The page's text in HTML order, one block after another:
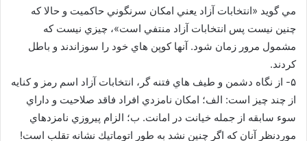
مي گويد «انتخابات آزاد يعني امكان سرنگوني حاكميت و حالا كه
چنين نيست پس انتخابات آزاد منتفي است»، چيزي نيست كه
مشمول مرور زمان شود. آنها كوپن هاي خود را سوزاندند و باطل
كردند.
۵- از نگاه دشمن و طيف هاي فتنه گر، انتخابات آزاد اسم رمز و كنايه
از چند چيز است: الف؛ امكان نامزدي افراد فاقد صلاحيت و داراي
سوء سابقه از جمله خيانت در امانت. ب؛ الزام پيروزي نامزدهاي
موردنظر آنان كه اگر چنين نشد به طور اتوماتيك نشانه تقلب است!